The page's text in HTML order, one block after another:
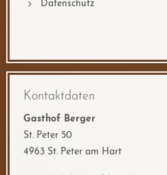
Datenschutz
Kontaktdaten
Gasthof Berger
St. Peter 50
4963 St. Peter am Hart